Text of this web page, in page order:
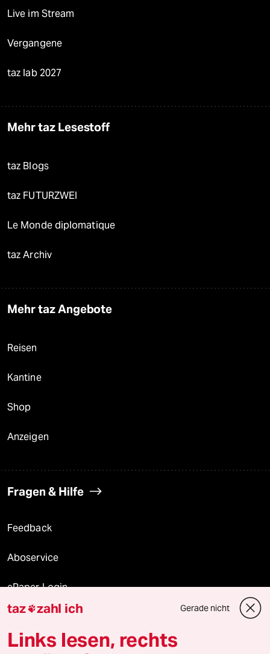
Live im Stream
Vergangene
taz lab 2027
Mehr taz Lesestoff
taz Blogs
taz FUTURZWEI
Le Monde diplomatique
taz Archiv
Mehr taz Angebote
Reisen
Kantine
Shop
Anzeigen
Fragen & Hilfe
Feedback
Aboservice
ePaper Login
Downloads für Abonnierende
taz zahl ich Gerade nicht
Links lesen, rechts